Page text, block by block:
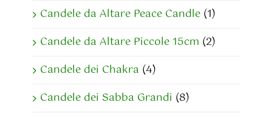
Candele da Altare Peace Candle (1)
Candele da Altare Piccole 15cm (2)
Candele dei Chakra (4)
Candele dei Sabba Grandi (8)